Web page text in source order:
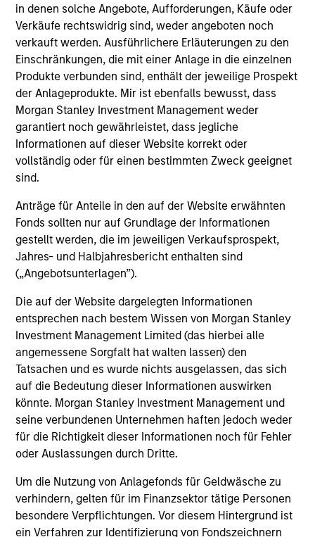
in denen solche Angebote, Aufforderungen, Käufe oder
Verkäufe rechtswidrig sind, weder angeboten noch
verkauft werden. Ausführlichere Erläuterungen zu den
Einschränkungen, die mit einer Anlage in die einzelnen
Produkte verbunden sind, enthält der jeweilige Prospekt
der Anlageprodukte. Mir ist ebenfalls bewusst, dass
Morgan Stanley Investment Management weder
garantiert noch gewährleistet, dass jegliche
Informationen auf dieser Website korrekt oder
vollständig oder für einen bestimmten Zweck geeignet
sind.
Anträge für Anteile in den auf der Website erwähnten
Fonds sollten nur auf Grundlage der Informationen
gestellt werden, die im jeweiligen Verkaufsprospekt,
Jahres- und Halbjahresbericht enthalten sind
(„Angebotsunterlagen”).
Die auf der Website dargelegten Informationen
entsprechen nach bestem Wissen von Morgan Stanley
Investment Management Limited (das hierbei alle
angemessene Sorgfalt hat walten lassen) den
Tatsachen und es wurde nichts ausgelassen, das sich
auf die Bedeutung dieser Informationen auswirken
könnte. Morgan Stanley Investment Management und
seine verbundenen Unternehmen haften jedoch weder
für die Richtigkeit dieser Informationen noch für Fehler
oder Auslassungen durch Dritte.
Um die Nutzung von Anlagefonds für Geldwäsche zu
verhindern, gelten für im Finanzsektor tätige Personen
besondere Verpflichtungen. Vor diesem Hintergrund ist
ein Verfahren zur Identifizierung von Fondszeichnern
Private Markets Perspectives Q4
Webinar
03-DEZ-2025
In this quarter’s webinar, our investment
leaders provided a comprehensive view of the
private markets landscape, shared strategic
asset class insights—including a health check
on private credit—and delivered an in-depth
analysis of the evolving dynamics in private
equity.
Private Markets Perspectives Q3
Webinar
03-SEP-2025
In this quarter's webinar, our investment
leaders talked about the private markets
environment, shared current asset class views,
and explored the dynamics investors face in
private credit.
Register here for our next
Private Markets Perspectives Webinar